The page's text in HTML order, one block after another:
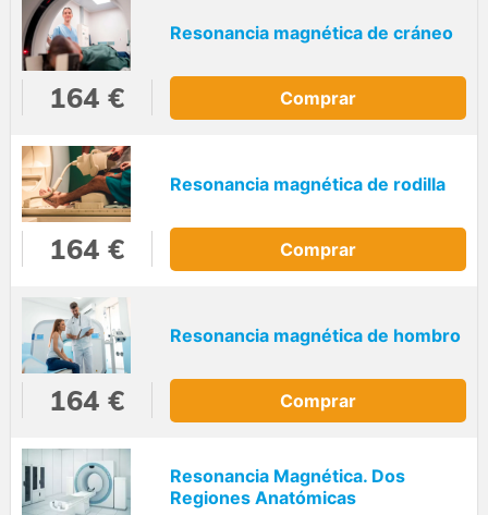
Resonancia magnética de cráneo
164 € Comprar
Resonancia magnética de rodilla
164 € Comprar
Resonancia magnética de hombro
164 € Comprar
Resonancia Magnética. Dos
Regiones Anatómicas